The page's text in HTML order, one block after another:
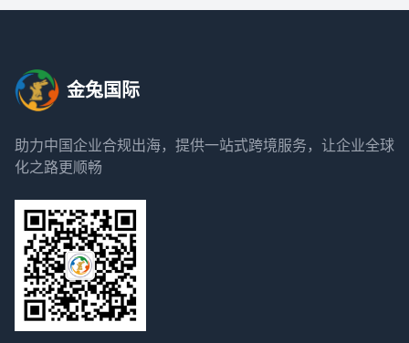
金兔国际
助力中国企业合规出海，提供一站式跨境服务，让企业全球
化之路更顺畅